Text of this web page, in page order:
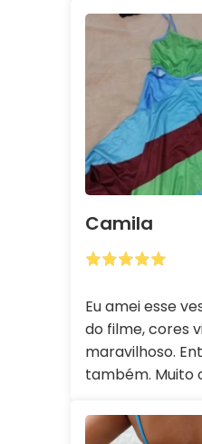
Camila
Eu amei esse
do filme, cores
maravilhoso.
também. Muito